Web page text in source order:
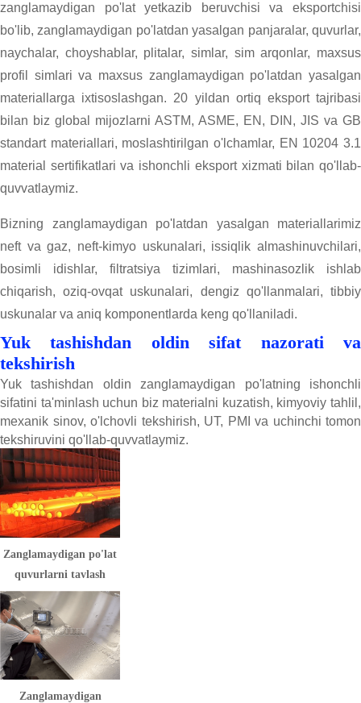
zanglamaydigan po'lat yetkazib beruvchisi va eksportchisi
bo'lib, zanglamaydigan po'latdan yasalgan panjaralar, quvurlar,
naychalar, choyshablar, plitalar, simlar, sim arqonlar, maxsus
profil simlari va maxsus zanglamaydigan po'latdan yasalgan
materiallarga ixtisoslashgan. 20 yildan ortiq eksport tajribasi
bilan biz global mijozlarni ASTM, ASME, EN, DIN, JIS va GB
standart materiallari, moslashtirilgan o'lchamlar, EN 10204 3.1
material sertifikatlari va ishonchli eksport xizmati bilan qo'llab-
quvvatlaymiz.
Bizning zanglamaydigan po'latdan yasalgan materiallarimiz
neft va gaz, neft-kimyo uskunalari, issiqlik almashinuvchilari,
bosimli idishlar, filtratsiya tizimlari, mashinasozlik ishlab
chiqarish, oziq-ovqat uskunalari, dengiz qo'llanmalari, tibbiy
uskunalar va aniq komponentlarda keng qo'llaniladi.
Yuk tashishdan oldin sifat nazorati va
tekshirish
Yuk tashishdan oldin zanglamaydigan po'latning ishonchli
sifatini ta'minlash uchun biz materialni kuzatish, kimyoviy tahlil,
mexanik sinov, o'lchovli tekshirish, UT, PMI va uchinchi tomon
tekshiruvini qo'llab-quvvatlaymiz.
Zanglamaydigan po'lat
quvurlarni tavlash
Zanglamaydigan